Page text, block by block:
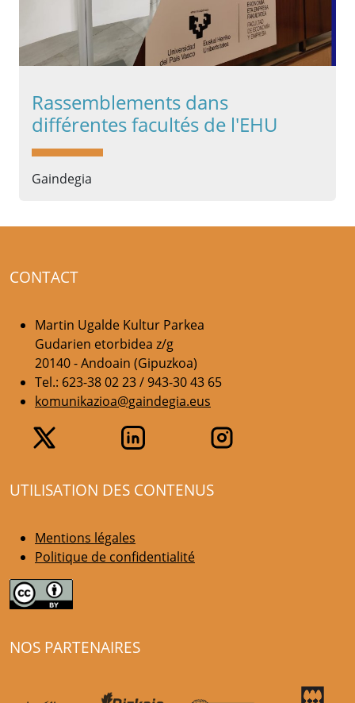
Rassemblements dans
différentes facultés de l'EHU
Gaindegia
CONTACT
Martin Ugalde Kultur Parkea
Gudarien etorbidea z/g
20140 - Andoain (Gipuzkoa)
Tel.: 623-38 02 23 / 943-30 43 65
komunikazioa@gaindegia.eus
UTILISATION DES CONTENUS
Mentions légales
Politique de confidentialité
NOS PARTENAIRES